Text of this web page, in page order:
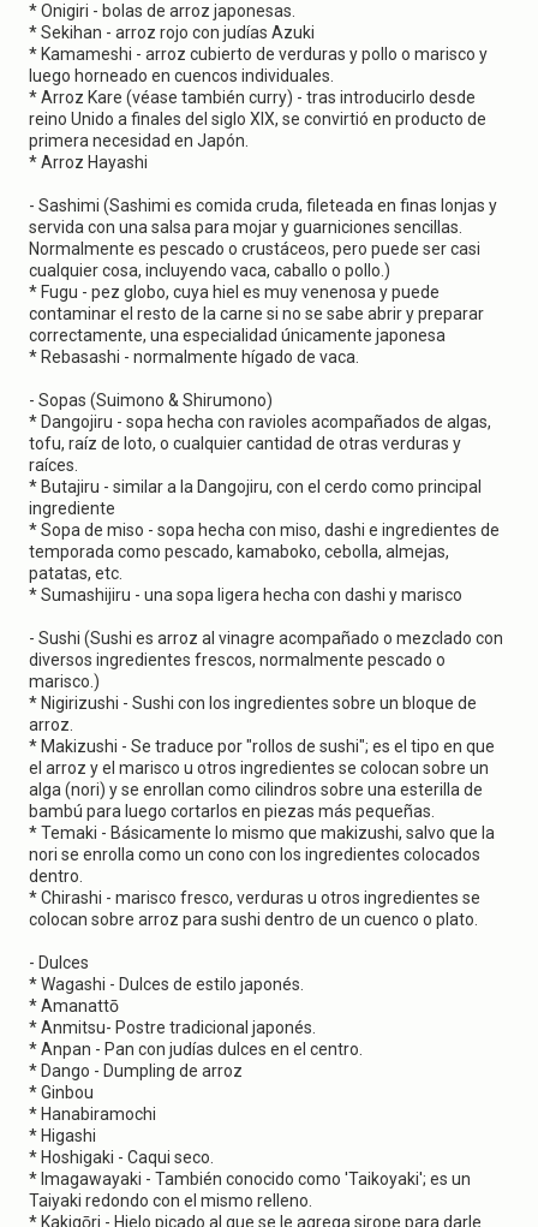
* Onigiri - bolas de arroz japonesas.
* Sekihan - arroz rojo con judías Azuki
* Kamameshi - arroz cubierto de verduras y pollo o marisco y
luego horneado en cuencos individuales.
* Arroz Kare (véase también curry) - tras introducirlo desde
reino Unido a finales del siglo XIX, se convirtió en producto de
primera necesidad en Japón.
* Arroz Hayashi
- Sashimi (Sashimi es comida cruda, fileteada en finas lonjas y
servida con una salsa para mojar y guarniciones sencillas.
Normalmente es pescado o crustáceos, pero puede ser casi
cualquier cosa, incluyendo vaca, caballo o pollo.)
* Fugu - pez globo, cuya hiel es muy venenosa y puede
contaminar el resto de la carne si no se sabe abrir y preparar
correctamente, una especialidad únicamente japonesa
* Rebasashi - normalmente hígado de vaca.
- Sopas (Suimono & Shirumono)
* Dangojiru - sopa hecha con ravioles acompañados de algas,
tofu, raíz de loto, o cualquier cantidad de otras verduras y
raíces.
* Butajiru - similar a la Dangojiru, con el cerdo como principal
ingrediente
* Sopa de miso - sopa hecha con miso, dashi e ingredientes de
temporada como pescado, kamaboko, cebolla, almejas,
patatas, etc.
* Sumashijiru - una sopa ligera hecha con dashi y marisco
- Sushi (Sushi es arroz al vinagre acompañado o mezclado con
diversos ingredientes frescos, normalmente pescado o
marisco.)
* Nigirizushi - Sushi con los ingredientes sobre un bloque de
arroz.
* Makizushi - Se traduce por "rollos de sushi"; es el tipo en que
el arroz y el marisco u otros ingredientes se colocan sobre un
alga (nori) y se enrollan como cilindros sobre una esterilla de
bambú para luego cortarlos en piezas más pequeñas.
* Temaki - Básicamente lo mismo que makizushi, salvo que la
nori se enrolla como un cono con los ingredientes colocados
dentro.
* Chirashi - marisco fresco, verduras u otros ingredientes se
colocan sobre arroz para sushi dentro de un cuenco o plato.
- Dulces
* Wagashi - Dulces de estilo japonés.
* Amanattō
* Anmitsu- Postre tradicional japonés.
* Anpan - Pan con judías dulces en el centro.
* Dango - Dumpling de arroz
* Ginbou
* Hanabiramochi
* Higashi
* Hoshigaki - Caqui seco.
* Imagawayaki - También conocido como 'Taikoyaki'; es un
Taiyaki redondo con el mismo relleno.
* Kakigōri - Hielo picado al que se le agrega sirope para darle